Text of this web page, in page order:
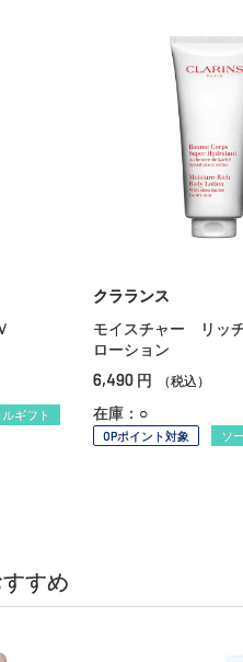
ギフト
クラランス
モイスチャー リ
ローション
6,490 円 （税込）
在庫：○
OPポイント対象 ソ
すめ